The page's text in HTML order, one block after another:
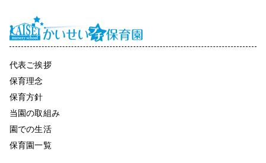
代表ご挨拶
保育理念
保育方針
当園の取組み
園での生活
保育園一覧